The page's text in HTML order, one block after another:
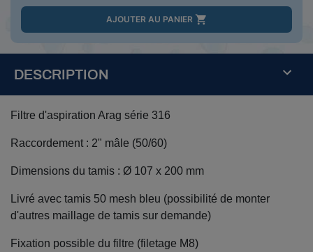
AJOUTER AU PANIER 
DESCRIPTION
Filtre d'aspiration Arag série 316
Raccordement : 2" mâle (50/60)
Dimensions du tamis : Ø 107 x 200 mm
Livré avec tamis 50 mesh bleu (possibilité de monter
d'autres maillage de tamis sur demande)
Fixation possible du filtre (filetage M8)